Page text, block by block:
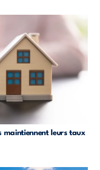
maintiennent leurs taux